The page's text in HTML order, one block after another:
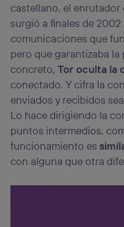
castellano, el enrutador
surgió a finales de
comunicaciones que
pero que garantizaba
concreto,Tor oculta la
conectado. Y cifra la
enviados y recibidos
Lo hace dirigiendo la
puntos intermedios,
funcionamiento es
con alguna que otra